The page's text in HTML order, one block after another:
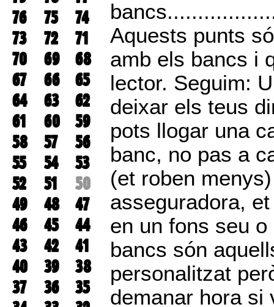
76
75
74
73
72
71
70
69
68
67
66
65
64
63
62
61
60
59
58
57
56
55
54
53
52
51
50
49
48
47
46
45
44
43
42
41
40
39
38
37
36
35
Aquests punts
amb els bancs i
lector. Seguim:
deixar els teus
pots llogar una
banc, no pas a
(et roben
asseguradora,
en un fons seu
bancs són
personalitzat
demanar hora si